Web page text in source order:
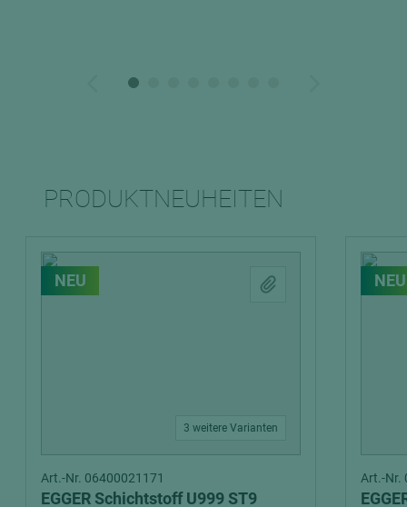
PRODUKTNEUHEITEN
NEU
3 weitere Varianten
Art.-Nr. 06400021171
EGGER Schichtstoff U999 ST9
NEU
Art.-Nr.